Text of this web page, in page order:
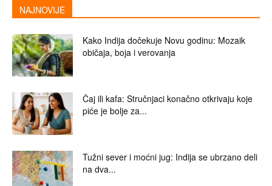
NAJNOVIJE
Kako Indija dočekuje Novu godinu: Mozaik
običaja, boja i verovanja
Čaj ili kafa: Stručnjaci konačno otkrivaju koje
piće je bolje za...
Tužni sever i moćni jug: Indija se ubrzano deli
na dva...